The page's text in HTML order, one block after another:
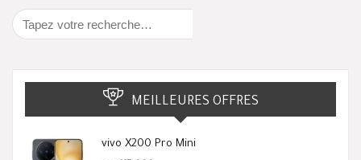
MEILLEURES OFFRES
vivo X200 Pro Mini